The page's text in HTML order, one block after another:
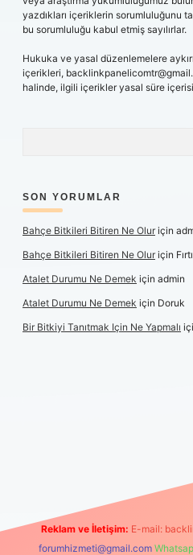
yazdıkları içeriklerin sorumluluğunu
bu sorumluluğu kabul etmiş sayılırlar.
Hukuka ve yasal düzenlemelere
içerikleri,
halinde, ilgili içerikler yasal süre
SON YORUMLAR
Bahçe Bitkileri Bitiren Ne Oluriçin
Bahçe Bitkileri Bitiren Ne Oluriçin
Atalet Durumu Ne Demek için admin
Atalet Durumu Ne Demek için Doruk
Bir Bitkiyi Tanıtmak Için Ne Yapmalı
Reklam ve İletişim: E-mail:
forumhizmeti@gmail.com